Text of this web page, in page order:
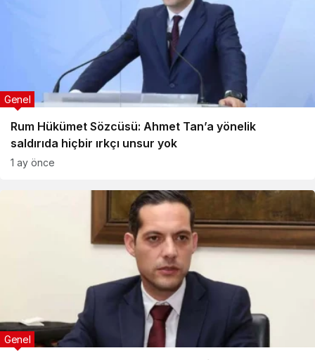
Rum Hükümet Sözcüsü: Ahmet Tan’a yönelik
saldırıda hiçbir ırkçı unsur yok
Genel
1 ay önce
Genel